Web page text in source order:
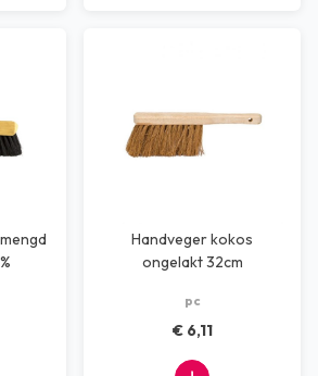
Handveger kokos
ongelakt 32cm
pc
€ 6,11